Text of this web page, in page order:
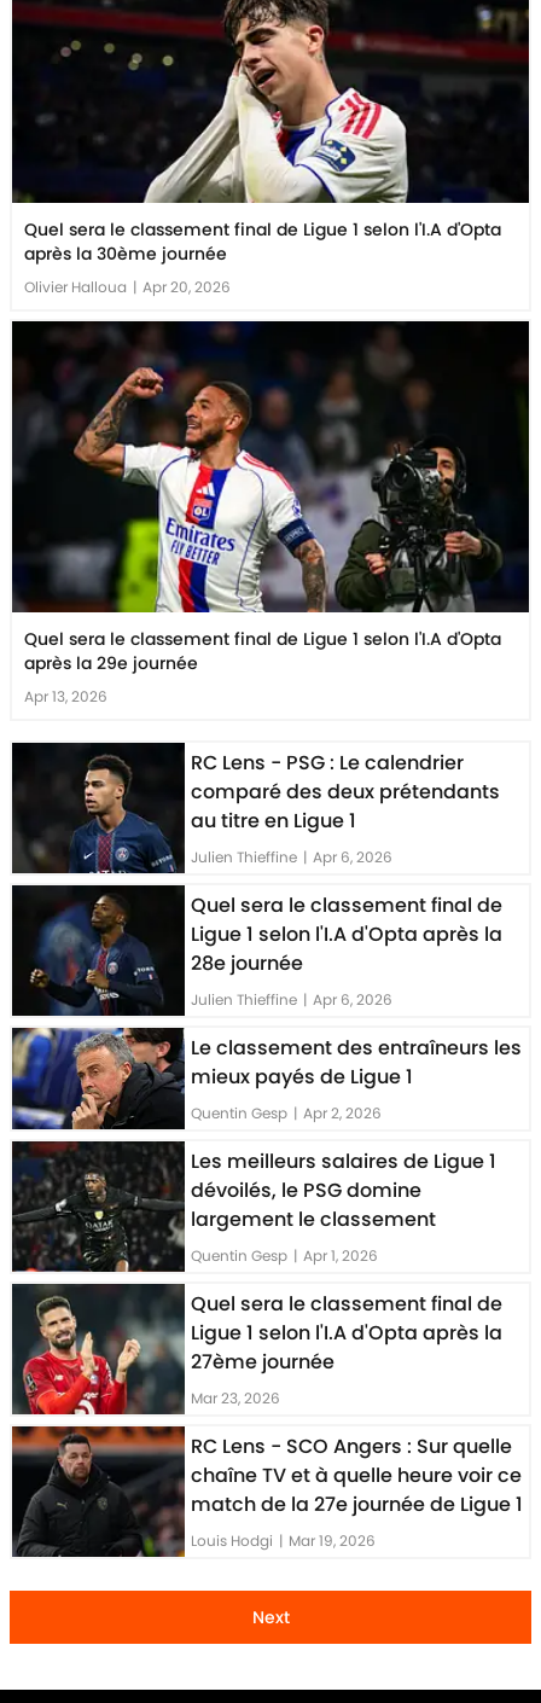
Quel sera le classement final de Ligue 1 selon l'I.A d'Opta
après la 30ème journée
Olivier Halloua | Apr 20, 2026
Quel sera le classement final de Ligue 1 selon l'I.A d'Opta
après la 29e journée
Apr 13, 2026
RC Lens - PSG : Le calendrier
comparé des deux prétendants
au titre en Ligue 1
Julien Thieffine | Apr 6, 2026
Quel sera le classement final de
Ligue 1 selon l'I.A d'Opta après la
28e journée
Julien Thieffine | Apr 6, 2026
Le classement des entraîneurs les
mieux payés de Ligue 1
Quentin Gesp | Apr 2, 2026
Les meilleurs salaires de Ligue 1
dévoilés, le PSG domine
largement le classement
Quentin Gesp | Apr 1, 2026
Quel sera le classement final de
Ligue 1 selon l'I.A d'Opta après la
27ème journée
Mar 23, 2026
RC Lens - SCO Angers : Sur quelle
chaîne TV et à quelle heure voir ce
match de la 27e journée de Ligue 1
Louis Hodgi | Mar 19, 2026
Next